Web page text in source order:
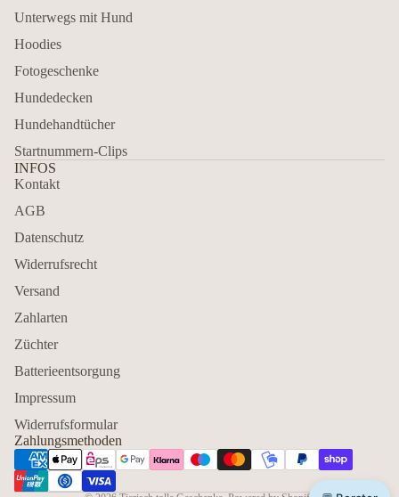
Unterwegs mit Hund
Hoodies
Fotogeschenke
Hundedecken
Hundehandtücher
Startnummern-Clips
INFOS
Kontakt
AGB
Datenschutz
Widerrufsrecht
Versand
Zahlarten
Züchter
Batterieentsorgung
Impressum
Widerrufsformular
Zahlungsmethoden